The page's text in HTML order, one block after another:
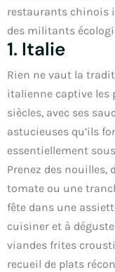
restaurants chinois
des militants
1. Italie
Rien ne vaut la
italienne captive les
siècles, avec ses
astucieuses qu’ils
essentiellement
Prenez des nouilles,
tomate ou une
fête dans une
cuisiner et à
viandes frites
recueil de plats